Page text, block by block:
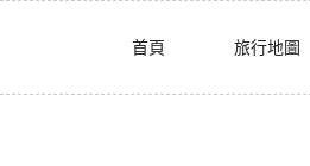
首頁 旅行地圖